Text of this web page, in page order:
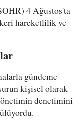
4 Ağustos'ta
hareketlilik ve
gündeme
kişisel olarak
denetimini